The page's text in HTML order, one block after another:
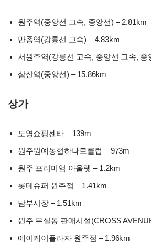
원주역(중앙선 고속, 중앙선) – 2.81km
만종역(강릉선 고속) – 4.83km
서원주역(강릉선 고속, 중앙선 고속, 중
삼산역(중앙선) – 15.86km
상가
도영쇼핑센타 – 139m
원주원예농협하나로클럽 – 973m
원주 프리미엄 아울렛 – 1.2km
롯데슈퍼 원주점 – 1.41km
남부시장 – 1.51km
원주 무실동 판매시설(CROSS
에이케이플라자 원주점 – 1.96km